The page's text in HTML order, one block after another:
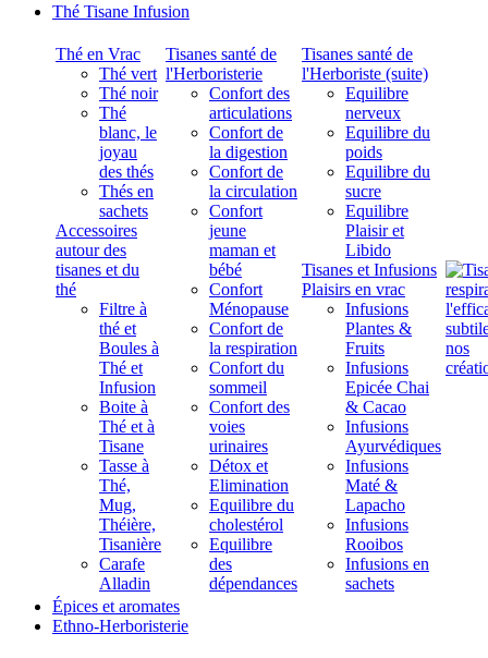
Thé Tisane Infusion
Thé en Vrac
Thé vert
Thé noir
Thé
blanc, le
joyau
des thés
Thés en
sachets
Accessoires
autour des
tisanes et du
thé
Filtre à
thé et
Boules à
Thé et
Infusion
Boite à
Thé et à
Tisane
Tasse à
Thé,
Mug,
Théière,
Tisanière
Carafe
Alladin
Tisanes santé de
l'Herboristerie
Confort des
articulations
Confort de
la digestion
Confort de
la circulation
Confort
jeune
maman et
bébé
Confort
Ménopause
Confort de
la respiration
Confort du
sommeil
Confort des
voies
urinaires
Détox et
Elimination
Equilibre du
cholestérol
Equilibre
des
dépendances
Tisanes santé de
l'Herboriste (suite)
Equilibre
nerveux
Equilibre du
poids
Equilibre du
sucre
Equilibre
Plaisir et
Libido
Tisanes et Infusions
Plaisirs en vrac
Infusions
Plantes &
Fruits
Infusions
Epicée Chai
& Cacao
Infusions
Ayurvédiques
Infusions
Maté &
Lapacho
Infusions
Rooibos
Infusions en
sachets
Épices et aromates
Ethno-Herboristerie